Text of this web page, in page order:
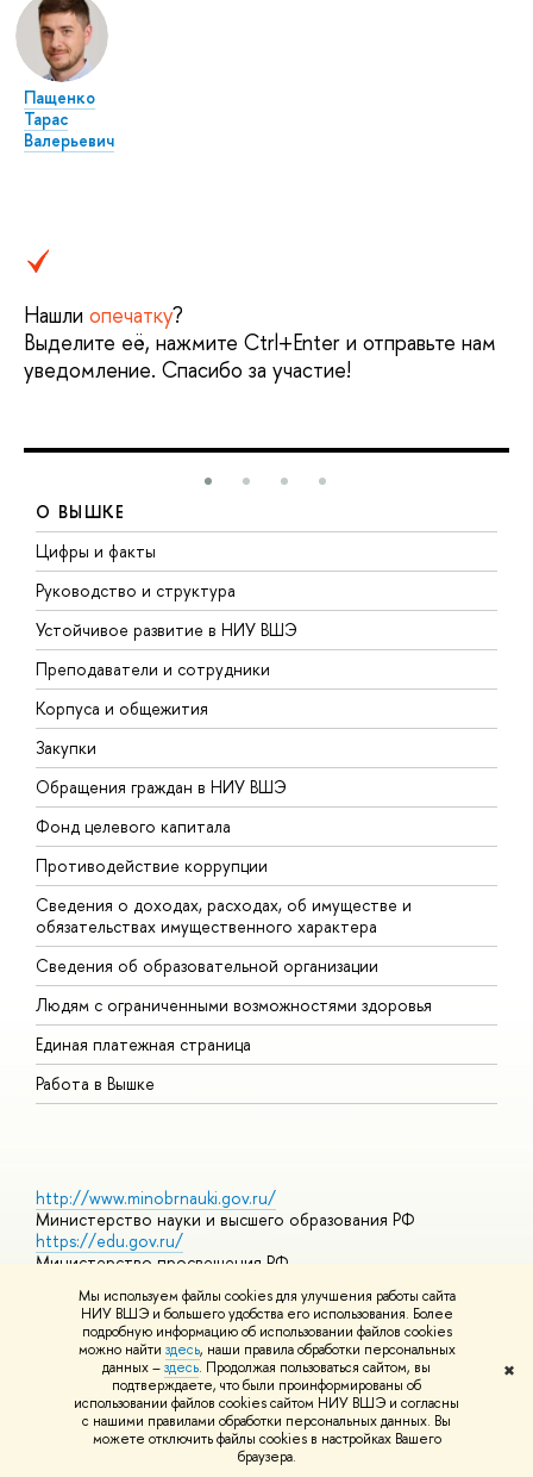
Мы используем файлы cookies для улучшения работы сайта
НИУ ВШЭ и большего удобства его использования. Более
подробную информацию об использовании файлов cookies
можно найти здесь, наши правила обработки персональных
данных –здесь. Продолжая пользоваться сайтом, вы
подтверждаете, что были проинформированы об
использовании файлов cookies сайтом НИУ ВШЭ и согласны
с нашими правилами обработки персональных данных. Вы
можете отключить файлы cookies в настройках Вашего
браузера.
✖
Пащенко
Тарас
Валерьевич
Нашли опечатку?
Выделите её, нажмите Ctrl+Enter и отправьте нам
уведомление. Спасибо за участие!
О ВЫШКЕ
Цифры и факты
Руководство и структура
Устойчивое развитие в НИУ ВШЭ
Преподаватели и сотрудники
Корпуса и общежития
Закупки
Обращения граждан в НИУ ВШЭ
Фонд целевого капитала
Противодействие коррупции
Сведения о доходах, расходах, об имуществе и
обязательствах имущественного характера
Сведения об образовательной организации
Людям с ограниченными возможностями здоровья
Единая платежная страница
Работа в Вышке
http://www.minobrnauki.gov.ru/
Министерство науки и высшего образования РФ
https://edu.gov.ru/
Министерство просвещения РФ
Массовые открытые онлайн-курсы
© НИУ ВШЭ 1993–2026 Адреса и контактыУсловия
использования материалов Политика конфиденциальности
Шрифты HSE Sans и HSE Slab разработаны вШколе дизайна НИУ